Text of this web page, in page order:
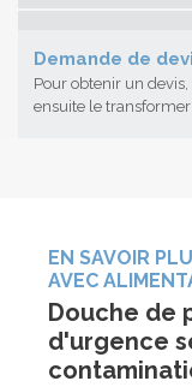
Demande de
Pour obtenir un
ensuite le
EN SAVOIR
AVEC
Douche de
d'urgence